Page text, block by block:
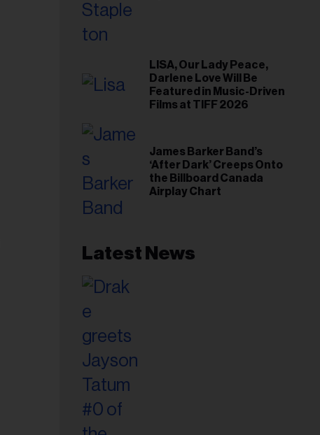
LISA, Our Lady Peace,
Darlene Love Will Be
Featured in Music-Driven
Films at TIFF 2026
James Barker Band’s
‘After Dark’ Creeps Onto
the Billboard Canada
Airplay Chart
Latest News